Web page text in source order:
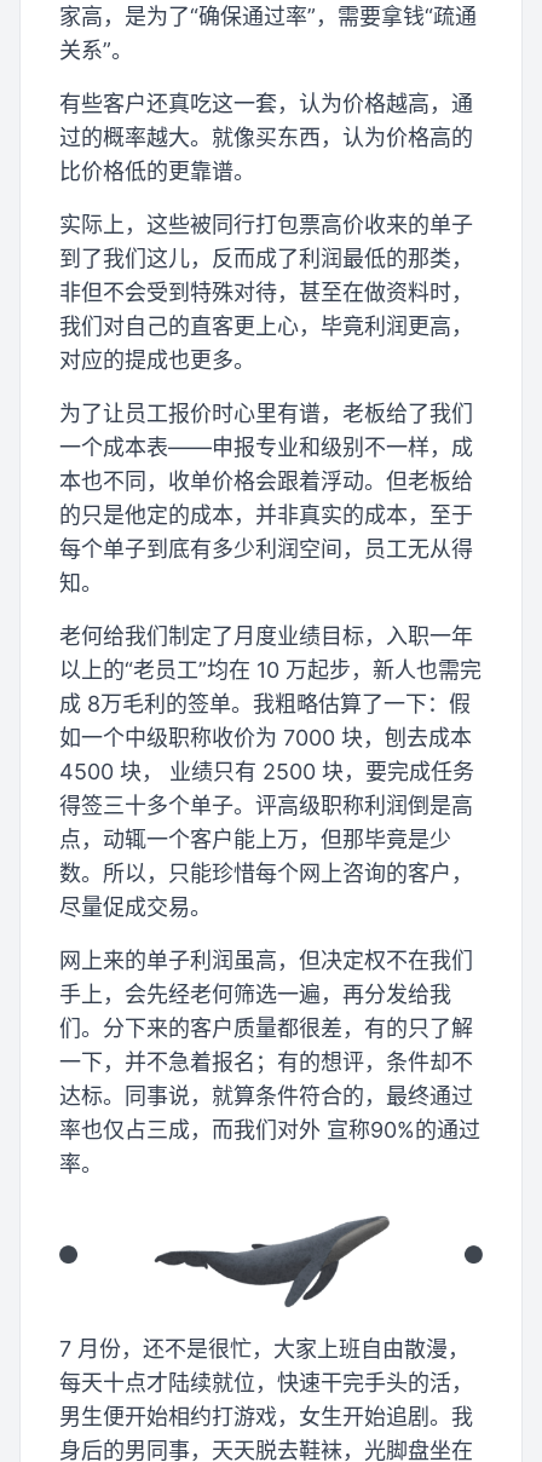
家高，是为了“确保通过率”，需要拿钱“疏通
关系”。
有些客户还真吃这一套，认为价格越高，通
过的概率越大。就像买东西，认为价格高的
比价格低的更靠谱。
实际上，这些被同行打包票高价收来的单子
到了我们这儿，反而成了利润最低的那类，
非但不会受到特殊对待，甚至在做资料时，
我们对自己的直客更上心，毕竟利润更高，
对应的提成也更多。
为了让员工报价时心里有谱，老板给了我们
一个成本表——申报专业和级别不一样，成
本也不同，收单价格会跟着浮动。但老板给
的只是他定的成本，并非真实的成本，至于
每个单子到底有多少利润空间，员工无从得
知。
老何给我们制定了月度业绩目标，入职一年
以上的“老员工”均在 10 万起步，新人也需完
成 8万毛利的签单。我粗略估算了一下：假
如一个中级职称收价为 7000 块，刨去成本
4500 块， 业绩只有 2500 块，要完成任务
得签三十多个单子。评高级职称利润倒是高
点，动辄一个客户能上万，但那毕竟是少
数。所以，只能珍惜每个网上咨询的客户，
尽量促成交易。
网上来的单子利润虽高，但决定权不在我们
手上，会先经老何筛选一遍，再分发给我
们。分下来的客户质量都很差，有的只了解
一下，并不急着报名；有的想评，条件却不
达标。同事说，就算条件符合的，最终通过
率也仅占三成，而我们对外 宣称90%的通过
率。
7 月份，还不是很忙，大家上班自由散漫，
每天十点才陆续就位，快速干完手头的活，
男生便开始相约打游戏，女生开始追剧。我
身后的男同事，天天脱去鞋袜，光脚盘坐在